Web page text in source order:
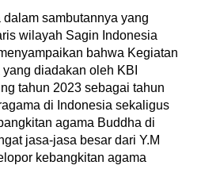
sambutannya yang
wilayah Sagin Indonesia
bahwa Kegiatan
diadakan oleh KBI
tahun 2023 sebagai tahun
di Indonesia sekaligus
agama Buddha di
jasa-jasa besar dari Y.M
kebangkitan agama